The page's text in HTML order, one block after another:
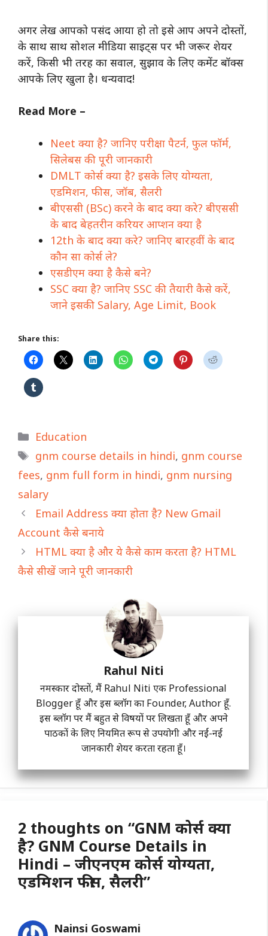
अगर लेख आपको पसंद आया हो तो इसे आप अपने दोस्तों,
के साथ साथ सोशल मीडिया साइट्स पर भी जरूर शेयर
करें, किसी भी तरह का सवाल, सुझाव के लिए कमेंट बॉक्स
आपके लिए खुला है। धन्यवाद!
Read More –
Neet क्या है? जानिए परीक्षा पैटर्न, फुल फॉर्म,
सिलेबस की पूरी जानकारी
DMLT कोर्स क्या है? इसके लिए योग्यता,
एडमिशन, फीस, जॉब, सैलरी
बीएससी (BSc) करने के बाद क्या करे? बीएससी
के बाद बेहतरीन करियर आप्शन क्या है
12th के बाद क्या करे? जानिए बारहवीं के बाद
कौन सा कोर्स ले?
एसडीएम क्या है कैसे बने?
SSC क्या है? जानिए SSC की तैयारी कैसे करें,
जाने इसकी Salary, Age Limit, Book
Share this:
Categories
Education
Tags
gnm course details in hindi, gnm course
fees, gnm full form in hindi, gnm nursing
salary
Email Address क्या होता है? New Gmail
Account कैसे बनाये
HTML क्या है और ये कैसे काम करता है? HTML
कैसे सीखें जाने पूरी जानकारी
Rahul Niti
नमस्कार दोस्तों, मैं Rahul Niti एक Professional
Blogger हूँ और इस ब्लॉग का Founder, Author हूँ.
इस ब्लॉग पर मैं बहुत से विषयों पर लिखता हूँ और अपने
पाठकों के लिए नियमित रूप से उपयोगी और नईं-नईं
जानकारी शेयर करता रहता हूँ।
2 thoughts on “GNM कोर्स क्या
है? GNM Course Details in
Hindi – जीएनएम कोर्स योग्यता,
एडमिशन फीस, सैलरी”
Nainsi Goswami